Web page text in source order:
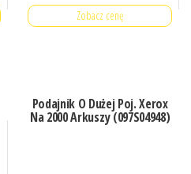
Zobacz cenę
Podajnik O Dużej Poj. Xerox
Na 2000 Arkuszy (097S04948)